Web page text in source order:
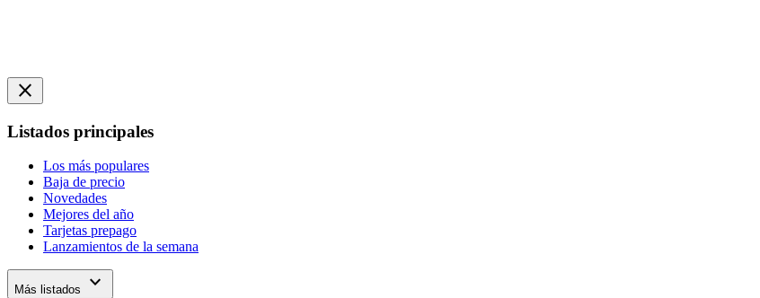
close
Listados principales
Los más populares
Baja de precio
Novedades
Mejores del año
Tarjetas prepago
Lanzamientos de la semana
Más listados expand_more